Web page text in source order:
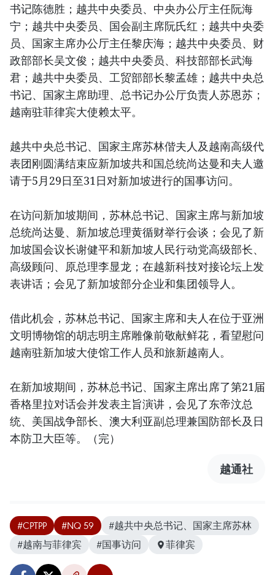
书记陈德胜；越共中央委员、中央办公厅主任阮海
宁；越共中央委员、国会副主席阮氏红；越共中央委
员、国家主席办公厅主任黎庆海；越共中央委员、财
政部部长吴文俊；越共中央委员、科技部部长武海
君；越共中央委员、工贸部部长黎孟雄；越共中央总
书记、国家主席助理、总书记办公厅负责人苏恩苏；
越南驻菲律宾大使赖太平。
越共中央总书记、国家主席苏林偕夫人及越南高级代
表团刚圆满结束应新加坡共和国总统尚达曼和夫人邀
请于5月29日至31日对新加坡进行的国事访问。
在访问新加坡期间，苏林总书记、国家主席与新加坡
总统尚达曼、新加坡总理黄循财举行会谈；会见了新
加坡国会议长谢健平和新加坡人民行动党高级部长、
高级顾问、原总理李显龙；在越新科技对接论坛上发
表讲话；会见了新加坡部分企业和集团领导人。
借此机会，苏林总书记、国家主席和夫人在位于亚洲
文明博物馆的胡志明主席雕像前敬献鲜花，看望慰问
越南驻新加坡大使馆工作人员和旅新越南人。
在新加坡期间，苏林总书记、国家主席出席了第21届
香格里拉对话会并发表主旨演讲，会见了东帝汶总
统、美国战争部长、澳大利亚副总理兼国防部长及日
本防卫大臣等。（完）
越通社
#CPTPP #NQ 59
#越共中央总书记、国家主席苏林
#越南与菲律宾
#国事访问 菲律宾